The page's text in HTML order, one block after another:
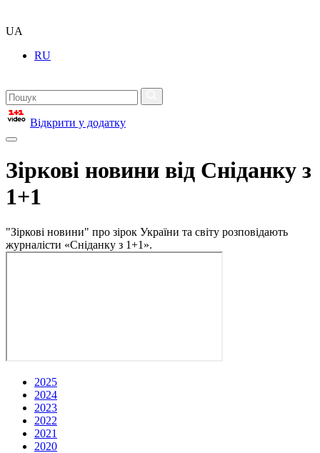
UA
RU
Відкрити у додатку
Зіркові новини від Сніданку з
1+1
"Зіркові новини" про зірок України та світу розповідають
журналісти «Сніданку з 1+1».
2025
2024
2023
2022
2021
2020